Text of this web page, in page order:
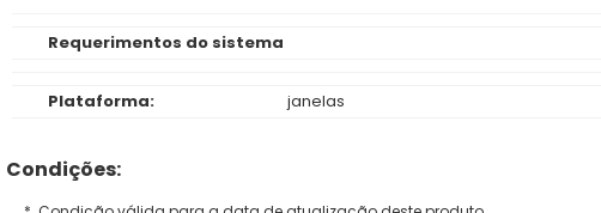
Requerimentos do sistema
Plataforma: janelas
Condições: